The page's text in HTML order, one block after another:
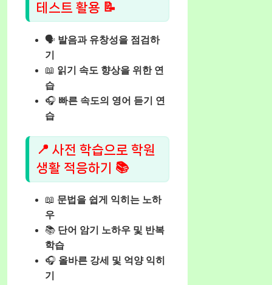
테스트 활용 📝
🗣️ 발음과 유창성을 점검하
기
📖 읽기 속도 향상을 위한 연
습
🎧 빠른 속도의 영어 듣기 연
습
📍 사전 학습으로 학원
생활 적응하기 📚
📖 문법을 쉽게 익히는 노하
우
📚 단어 암기 노하우 및 반복
학습
🎧 올바른 강세 및 억양 익히
기